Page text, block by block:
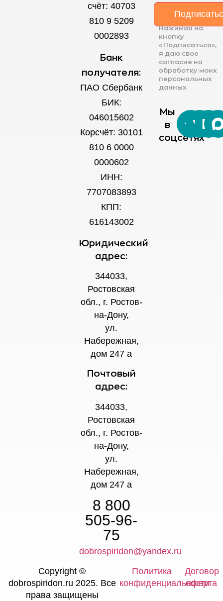
счёт: 40703
810 9 5209
0002893
Банк
получателя:
ПАО Сбербанк
БИК:
046015602
Корсчёт: 30101
810 6 0000
0000602
ИНН:
7707083893
КПП:
616143002
Юридический
адрес:
344033,
Ростовская
обл., г. Ростов-
на-Дону,
ул.
Набережная,
дом 247 а
Почтовый
адрес:
344033,
Ростовская
обл., г. Ростов-
на-Дону,
ул.
Набережная,
дом 247 а
8 800
505-96-
75
dobrospiridon@yandex.ru
Нажимая на
кнопку
«Подписаться»,
я даю свое
согласие на
обработку моих
персональных
данных
Мы
в
соцсетях
Copyright ©
dobrospiridon.ru 2025. Все
права защищены
Политика
конфиденциальности
Договор
оферта